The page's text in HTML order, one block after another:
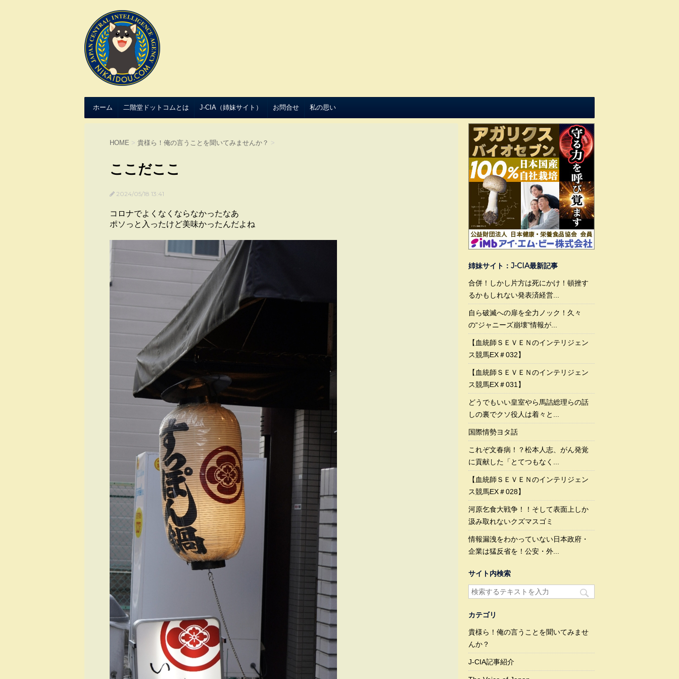
ホーム 二階堂ドットコムとは J-CIA（姉妹サイト） お問合せ 私の思い
HOME > 貴様ら！俺の言うことを聞いてみませんか？ >
ここだここ
2024/05/18 13:41
コロナでよくなくならなかったなあ
ポソっと入ったけど美味かったんだよね
姉妹サイト：J-CIA最新記事
合併！しかし片方は死にかけ！頓挫す
るかもしれない発表済経営...
自ら破滅への扉を全力ノック！久々
の“ジャニーズ崩壊”情報が...
【血統師ＳＥＶＥＮのインテリジェン
ス競馬EX＃032】
【血統師ＳＥＶＥＮのインテリジェン
ス競馬EX＃031】
どうでもいい皇室やら馬詰総理らの話
しの裏でクソ役人は着々と...
国際情勢ヨタ話
これぞ文春病！？松本人志、がん発覚
に貢献した「とてつもなく...
【血統師ＳＥＶＥＮのインテリジェン
ス競馬EX＃028】
河原乞食大戦争！！そして表面上しか
汲み取れないクズマスゴミ
情報漏洩をわかっていない日本政府・
企業は猛反省を！公安・外...
サイト内検索
カテゴリ
貴様ら！俺の言うことを聞いてみませ
んか？
J-CIA記事紹介